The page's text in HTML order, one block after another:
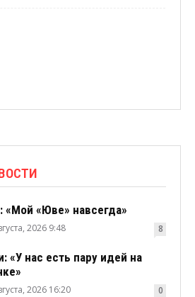
«Мой «Юве» навсегда»
2026 9:48 8
«У нас есть пару идей на
2026 16:20 0